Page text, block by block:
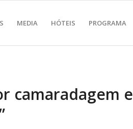
MEDIA HÓTEIS PROGRAMA
camaradagem e